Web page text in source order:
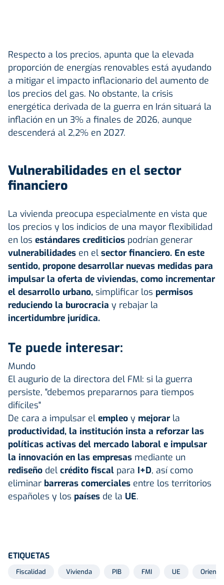
Respecto a los precios, apunta que la elevada
proporción de energías renovables está ayudando
a mitigar el impacto inflacionario del aumento de
los precios del gas. No obstante, la crisis
energética derivada de la guerra en Irán situará la
inflación en un 3% a finales de 2026, aunque
descenderá al 2,2% en 2027.
Vulnerabilidades en el sector
financiero
La vivienda preocupa especialmente en vista que
los precios y los indicios de una mayor flexibilidad
en los estándares crediticios podrían generar
vulnerabilidades en el sector financiero. En este
sentido, propone desarrollar nuevas medidas para
impulsar la oferta de viviendas, como incrementar
el desarrollo urbano, simplificar los permisos
reduciendo la burocracia y rebajar la
incertidumbre jurídica.
Te puede interesar:
Mundo
El augurio de la directora del FMI: si la guerra
persiste, "debemos prepararnos para tiempos
difíciles"
De cara a impulsar el empleo y mejorar la
productividad, la institución insta a reforzar las
políticas activas del mercado laboral e impulsar
la innovación en las empresas mediante un
rediseño del crédito fiscal para I+D, así como
eliminar barreras comerciales entre los territorios
españoles y los países de la UE.
ETIQUETAS
Fiscalidad Vivienda PIB FMI UE Oriente